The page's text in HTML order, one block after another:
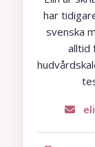
har
svenska
alltid